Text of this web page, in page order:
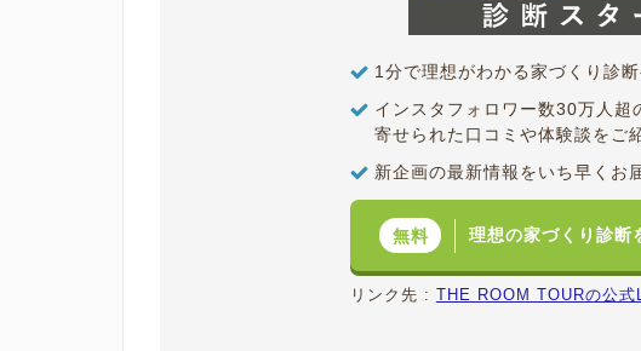
1分で理想がわかる家づくり診断
インスタフォロワー数30万人超
寄せられた口コミや体験談をご
新企画の最新情報をいち早くお
無料 理想の家づくり診断
リンク先 : THE ROOM TOURの公式